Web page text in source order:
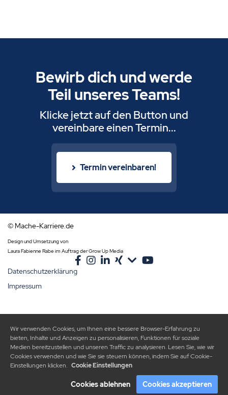
Bewirb dich und werde
Teil unseres Teams!
Klicke jetzt auf den Button und
vereinbare einen Termin...
Termin vereinbaren!
© Mache-Karriere.de
Design und Umsetzung von
Laura Fabienne Rabe im Auftrag der Grow Up Media
Datenschutzerklärung
Impressum
Wir verwenden Cookies, um Ihnen eine bessere Browser-Erfahrung zu
bieten, Inhalte und Anzeigen zu personalisieren, Funktionen für soziale
Medien bereitzustellen und unseren Traffic zu analysieren. Lesen Sie, wie wir
Cookies verwenden und wie Sie sie steuern können, indem Sie auf Cookie-
Einstellungen klicken. Cookie Einstellungen
Cookies ablehnen Cookies akzeptieren